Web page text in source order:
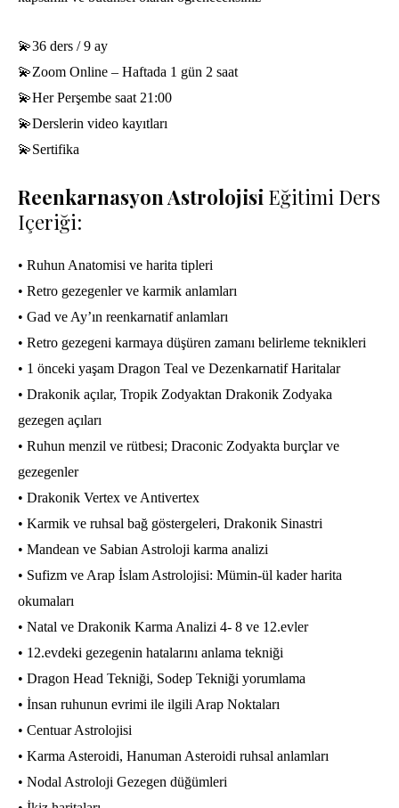
💫36 ders / 9 ay
💫Zoom Online – Haftada 1 gün 2 saat
💫Her Perşembe saat 21:00
💫Derslerin video kayıtları
💫Sertifika
Reenkarnasyon Astrolojisi Eğitimi Ders
Içeriği:
• Ruhun Anatomisi ve harita tipleri
• Retro gezegenler ve karmik anlamları
• Gad ve Ay’ın reenkarnatif anlamları
• Retro gezegeni karmaya düşüren zamanı belirleme teknikleri
• 1 önceki yaşam Dragon Teal ve Dezenkarnatif Haritalar
• Drakonik açılar, Tropik Zodyaktan Drakonik Zodyaka
gezegen açıları
• Ruhun menzil ve rütbesi; Draconic Zodyakta burçlar ve
gezegenler
• Drakonik Vertex ve Antivertex
• Karmik ve ruhsal bağ göstergeleri, Drakonik Sinastri
• Mandean ve Sabian Astroloji karma analizi
• Sufizm ve Arap İslam Astrolojisi: Mümin-ül kader harita
okumaları
• Natal ve Drakonik Karma Analizi 4- 8 ve 12.evler
• 12.evdeki gezegenin hatalarını anlama tekniği
• Dragon Head Tekniği, Sodep Tekniği yorumlama
• İnsan ruhunun evrimi ile ilgili Arap Noktaları
• Centuar Astrolojisi
• Karma Asteroidi, Hanuman Asteroidi ruhsal anlamları
• Nodal Astroloji Gezegen düğümleri